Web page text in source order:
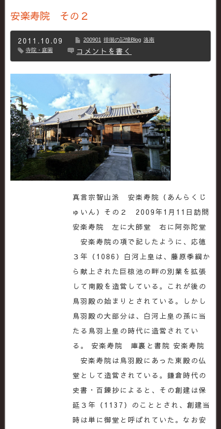
安楽寿院 その２
2011.10.09 200901 徘徊の記憶Blog 洛南
寺院・庭園
コメントを書く
真言宗智山派 安楽寿院（あんらくじ
ゅいん）その２ 2009年1月11日訪問
安楽寿院 左に大師堂 右に阿弥陀堂
安楽寿院の項で記したように、応徳
３年（1086）白河上皇は、藤原季綱か
ら献上された巨椋池の畔の別業を拡張
して南殿を造営している。これが後の
鳥羽殿の始まりとされている。しかし
鳥羽殿の大部分は、白河上皇の孫に当
たる鳥羽上皇の時代に造営されてい
る。 安楽寿院 庫裏と書院 安楽寿院
安楽寿院は鳥羽殿にあった東殿の仏
堂として造営されている。鎌倉時代の
史書・百錬抄によると、その創建は保
延３年（1137）のこととされ、創建当
時は単に御堂と呼ばれていた。なお安